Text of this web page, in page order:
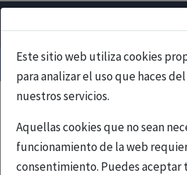
Este sitio web utiliza cookies
para analizar el uso que haces
nuestros servicios.
Aquellas cookies que no sean
funcionamiento de la web
consentimiento. Puedes aceptar